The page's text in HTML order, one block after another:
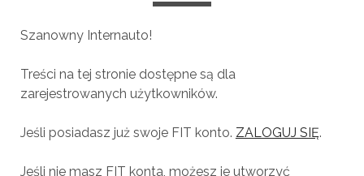
Szanowny Internauto!
Treści na tej stronie dostępne są dla
zarejestrowanych użytkowników.
Jeśli posiadasz już swoje FIT konto. ZALOGUJ SIĘ.
Jeśli nie masz FIT konta, możesz je utworzyć